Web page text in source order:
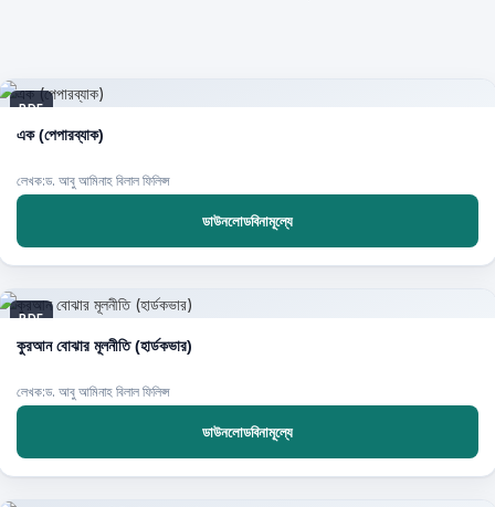
PDF
এক (পেপারব্যাক)
লেখক:ড. আবু আমিনাহ বিলাল ফিলিপ্স
ডাউনলোডবিনামূল্যে
PDF
কুরআন বোঝার মূলনীতি (হার্ডকভার)
লেখক:ড. আবু আমিনাহ বিলাল ফিলিপ্স
ডাউনলোডবিনামূল্যে